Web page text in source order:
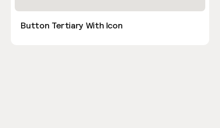
Button Tertiary With Icon